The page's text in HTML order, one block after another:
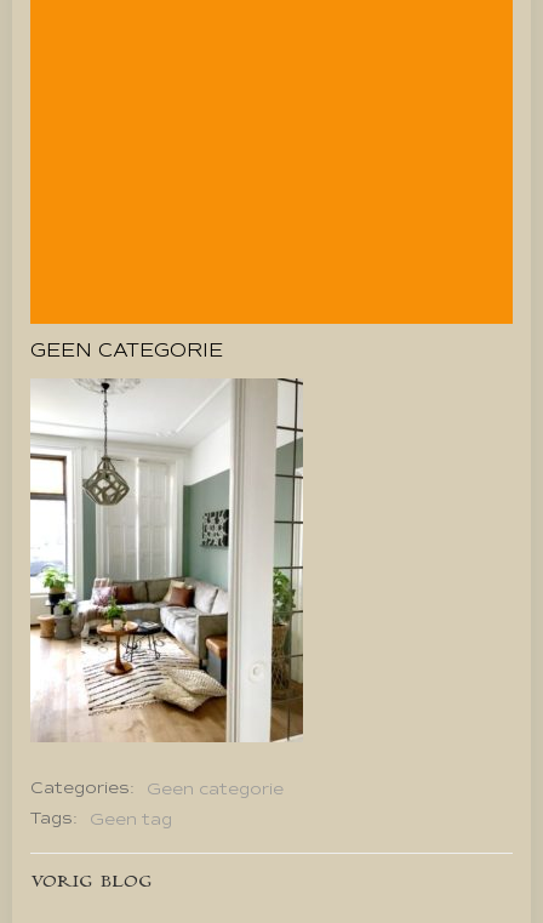
GEEN CATEGORIE
Categories:
Geen categorie
Tags:
Geen tag
Bericht
VORIG BLOG